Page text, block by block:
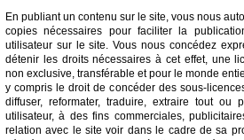
En publiant un contenu sur le site, vous nous
copies nécessaires pour faciliter la
utilisateur sur le site. Vous nous concédez
détenir les droits nécessaires à cet effet, une
non exclusive, transférable et pour le monde
y compris le droit de concéder des sous-
diffuser, reformater, traduire, extraire tout ou
utilisateur, à des fins commerciales,
relation avec le site voir dans le cadre de sa